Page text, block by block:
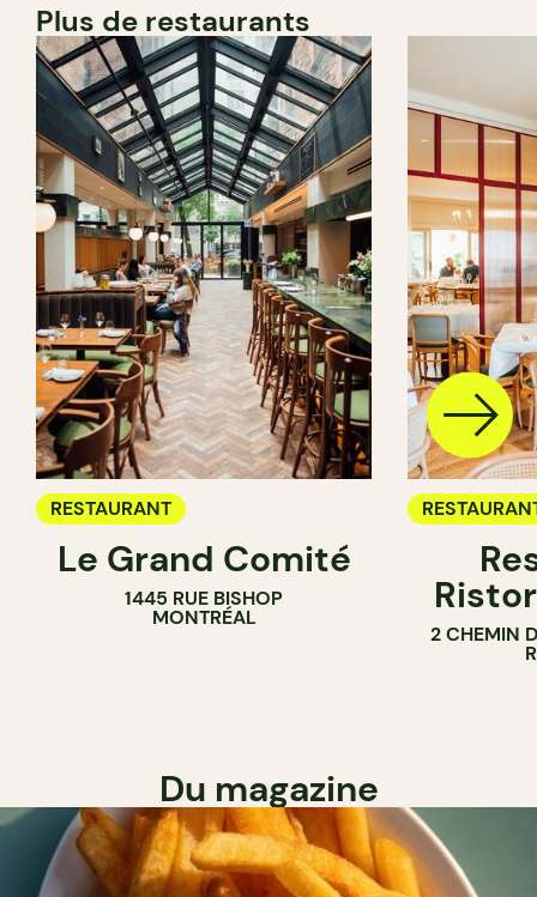
Plus de restaurants
RESTAURANT
Le Grand Comité
1445 RUE BISHOP
MONTRÉAL
2 CHEMIN
Du magazine